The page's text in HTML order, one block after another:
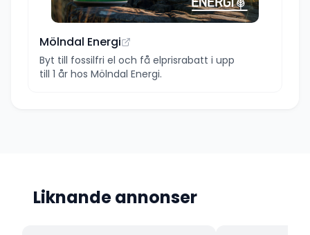
Mölndal Energi
Byt till fossilfri el och få elprisrabatt i upp
till 1 år hos Mölndal Energi.
Liknande annonser